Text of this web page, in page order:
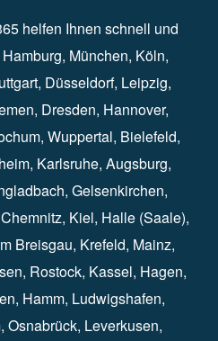
helfen Ihnen schnell und
Hamburg⁠, München, Köln⁠,
⁠, Düsseldorf⁠, Leipzig⁠,
, Dresden⁠, Hannover⁠,
⁠, Wuppertal⁠⁠, Bielefeld⁠⁠,
, Karlsruhe⁠, Augsburg⁠,
⁠, Gelsenkirchen⁠⁠,
Chemnitz⁠⁠, Kiel⁠, Halle (Saale)⁠⁠,
Breisgau⁠⁠, Krefeld⁠⁠, Mainz⁠⁠,
⁠⁠, Rostock⁠⁠, Kassel⁠⁠, Hagen⁠,
⁠⁠, Hamm⁠, Ludwigshafen⁠,
⁠, Osnabrück⁠⁠, Leverkusen⁠,